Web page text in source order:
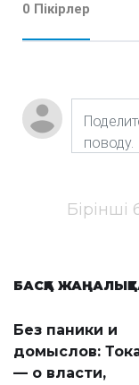
0 Пікірлер
Бірінші
БАСҚА
Без паники и
домыслов:
— о власти,